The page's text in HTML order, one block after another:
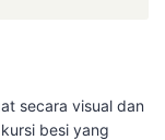
secara visual dan
besi yang